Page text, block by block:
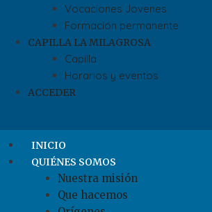
Vocaciones Jovenes
Formación permanente
CAPILLA LA MILAGROSA
Capilla
Horarios y eventos
ACCEDER
INICIO
QUIÉNES SOMOS
Nuestra misión
Que hacemos